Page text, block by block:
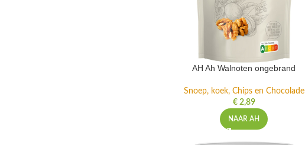
AH Ah Walnoten ongebrand
Snoep, koek, Chips en Chocolade
€2,89
NAAR AH